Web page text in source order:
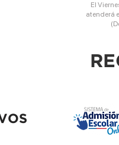
El
atenderá